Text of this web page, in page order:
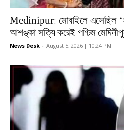
Medinipur: মোবাইলে এসেছিল
আশঙ্কা সত্যি করেই পশ্চিম
News Desk - August 5, 2026 | 10:24 PM